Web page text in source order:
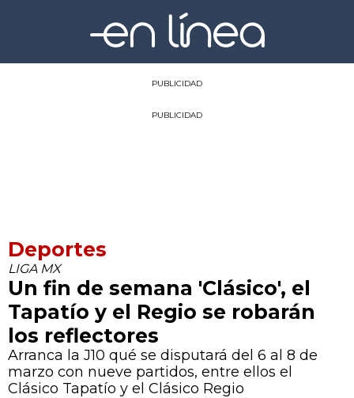
PUBLICIDAD
PUBLICIDAD
Deportes
LIGA MX
Un fin de semana 'Clásico', el
Tapatío y el Regio se robarán
los reflectores
Arranca la J10 qué se disputará del 6 al 8 de
marzo con nueve partidos, entre ellos el
Clásico Tapatío y el Clásico Regio